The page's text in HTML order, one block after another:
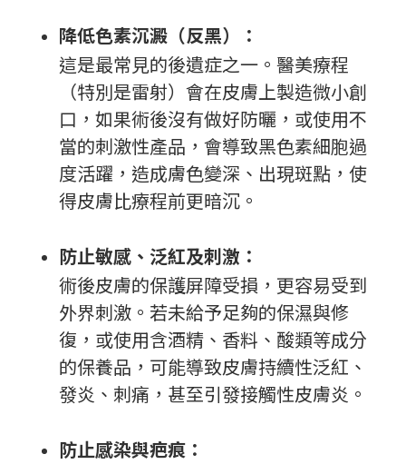
降低色素沉澱（反黑）：
這是最常見的後遺症之一。醫美療程
（特別是雷射）會在皮膚上製造微小創
口，如果術後沒有做好防曬，或使用不
當的刺激性產品，會導致黑色素細胞過
度活躍，造成膚色變深、出現斑點，使
得皮膚比療程前更暗沉。
防止敏感、泛紅及刺激：
術後皮膚的保護屏障受損，更容易受到
外界刺激。若未給予足夠的保濕與修
復，或使用含酒精、香料、酸類等成分
的保養品，可能導致皮膚持續性泛紅、
發炎、刺痛，甚至引發接觸性皮膚炎。
防止感染與疤痕：